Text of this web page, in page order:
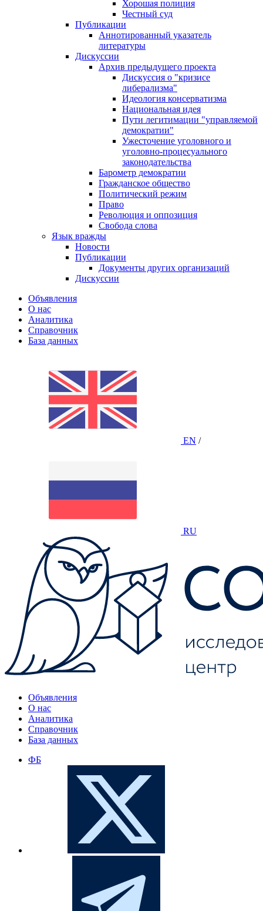
Хорошая полиция
Честный суд
Публикации
Аннотированный указатель
литературы
Дискуссии
Архив предыдущего проекта
Дискуссия о "кризисе
либерализма"
Идеология консерватизма
Национальная идея
Пути легитимации "управляемой
демократии"
Ужесточение уголовного и
уголовно-процесуального
законодательства
Барометр демократии
Гражданское общество
Политический режим
Право
Революция и оппозиция
Свобода слова
Язык вражды
Новости
Публикации
Документы других организаций
Дискуссии
Объявления
О нас
Аналитика
Справочник
База данных
EN /
RU
Объявления
О нас
Аналитика
Справочник
База данных
ФБ